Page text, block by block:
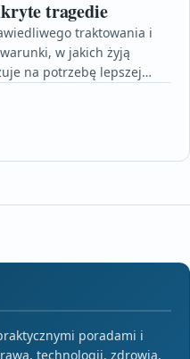
tragedie
traktowania i
w jakich żyją
na potrzebę lepszej
poradami i
technologii, zdrowia,